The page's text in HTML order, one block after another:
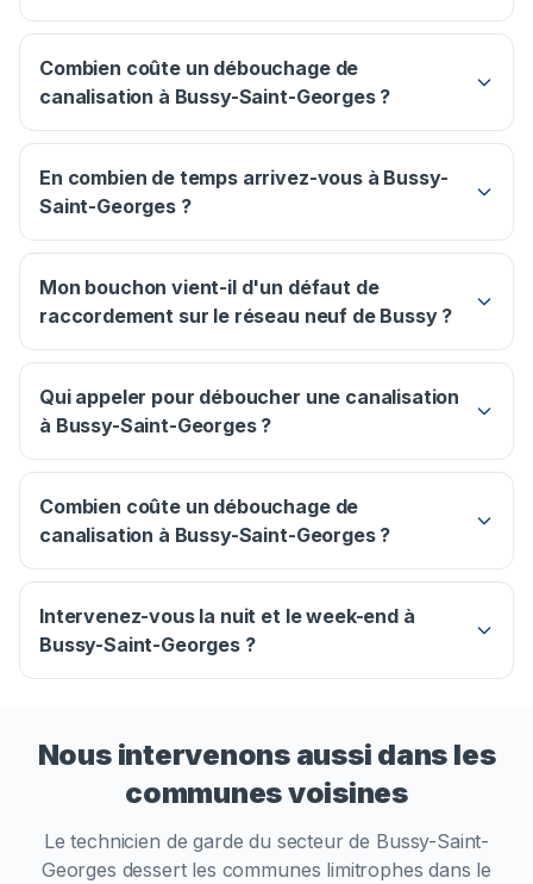
Combien coûte un débouchage de
canalisation à Bussy-Saint-Georges ?
En combien de temps arrivez-vous à Bussy-
Saint-Georges ?
Mon bouchon vient-il d'un défaut de
raccordement sur le réseau neuf de Bussy ?
Qui appeler pour déboucher une canalisation
à Bussy-Saint-Georges ?
Combien coûte un débouchage de
canalisation à Bussy-Saint-Georges ?
Intervenez-vous la nuit et le week-end à
Bussy-Saint-Georges ?
Nous intervenons aussi dans les
communes voisines
Le technicien de garde du secteur de Bussy-Saint-
Georges dessert les communes limitrophes dans le